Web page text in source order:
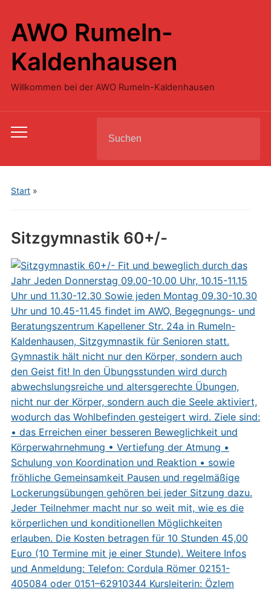
AWO Rumeln-
Kaldenhausen
Willkommen bei der AWO Rumeln-Kaldenhausen
Toggle
menu
for:
Start»
Sitzgymnastik 60+/-